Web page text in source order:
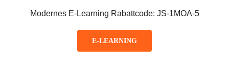
Modernes E-Learning Rabattcode: JS-1MOA-5
E-LEARNING